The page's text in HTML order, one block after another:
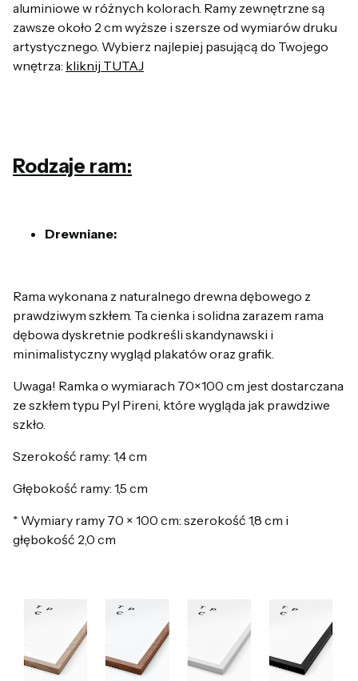
aluminiowe w różnych kolorach. Ramy zewnętrzne są
zawsze około 2 cm wyższe i szersze od wymiarów druku
artystycznego. Wybierz najlepiej pasującą do Twojego
wnętrza: kliknij TUTAJ
Rodzaje ram:
Drewniane:
Rama wykonana z naturalnego drewna dębowego z
prawdziwym szkłem. Ta cienka i solidna zarazem rama
dębowa dyskretnie podkreśli skandynawski i
minimalistyczny wygląd plakatów oraz grafik.
Uwaga! Ramka o wymiarach 70×100 cm jest dostarczana
ze szkłem typu Pyl Pireni, które wygląda jak prawdziwe
szkło.
Szerokość ramy: 1,4 cm
Głębokość ramy: 1,5 cm
* Wymiary ramy 70 × 100 cm: szerokość 1,8 cm i
głębokość 2,0 cm